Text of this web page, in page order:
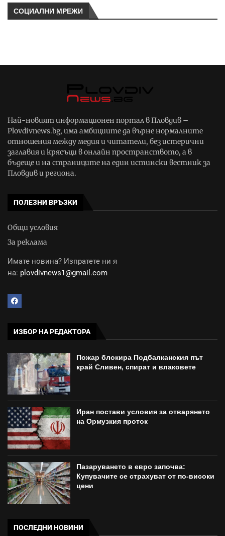
СОЦИАЛНИ МРЕЖИ
Най-новият информационен портал в Пловдив –
Plovdivnews.bg, има амбициите да върне нормалните
отношения между медия и читатели, без истерични
заглавия и крясъци в онлайн пространството, а в
бъдеще и на страниците на един истински вестник за
Пловдив и региона.
ПОЛЕЗНИ ВРЪЗКИ
Общи условия
За реклама
Имате новина? Изпратете ни я
на: plovdivnews1@gmail.com
ИЗБОР НА РЕДАКТОРА
Пожар блокира Подбалканския път
край Сливен, спират и влаковете
Иран постави условия за отварянето
на Ормузкия проток
Пазаруването в евро започва:
Купувачите се страхуват от по-високи
цени
ПОСЛЕДНИ НОВИНИ